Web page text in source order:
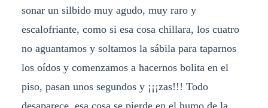
sonar un silbido muy agudo, muy raro y
escalofriante, como si esa cosa chillara, los cuatro
no aguantamos y soltamos la sábila para taparnos
los oídos y comenzamos a hacernos bolita en el
piso, pasan unos segundos y ¡¡¡zas!!! Todo
desaparece, esa cosa se pierde en el humo de la